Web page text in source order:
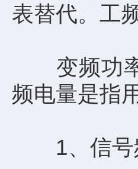
表替代。工
变频功率
频电量是指
1、信号频